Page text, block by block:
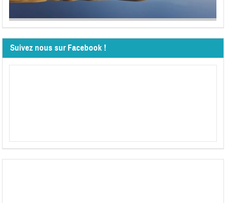
Suivez nous sur Facebook !